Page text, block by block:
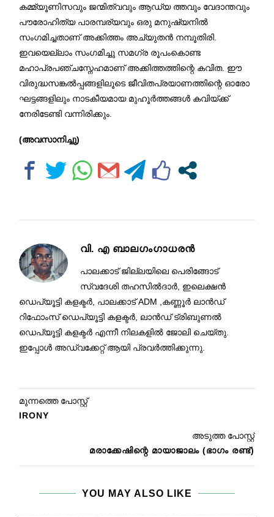
കമ്മ്യൂണിസവും ജന്മിത്വവും ആഡ്യ ത്തവും വേദാന്തവും
പൗരോഹിത്യ പാരമ്പര്യവും ഒരു മനുഷ്യനിൽ
സംഗമിച്ചതാണ് അക്കിത്തം അച്യുതൻ നമ്പൂതിരി.
ഇവയെല്ലാം സംഗമിച്ചു സമഗ്ര രൂപംകൊണ്ട
മഹാപ്രപഞ്ചസ്നേഹമാണ് അക്കിത്തത്തിന്റെ കവിത. ഈ
വിരുദ്ധസങ്കൽപ്പങ്ങളിലൂടെ ജീവിതപ്രയാണത്തിന്റെ ഓരോ
ഘട്ടങ്ങളിലും നാടകീയമായ മുഹൂർത്തങ്ങൾ കവിയ്ക്ക്
നേരിടേണ്ടി വന്നിരിക്കും.
(അവസാനിച്ചു)
വി. എ ബാലഗംഗാധരൻ
പാലക്കാട് ജില്ലയിലെ പെരിങ്ങോട്
സ്വദേശി തഹസിൽദാർ, ഇലെക്ഷൻ
ഡെപ്യൂട്ടി കളക്ടർ, പാലക്കാട് ADM ,കണ്ണൂർ ലാൻഡ്
റിഫോംസ് ഡെപ്യൂട്ടി കളക്ടർ, ലാൻഡ് ട്രിബുണൽ
ഡെപ്യൂട്ടി കളക്ടർ എന്നീ നിലകളിൽ ജോലി ചെയ്തു.
ഇപ്പോൾ അഡ്വക്കേറ്റ് ആയി പ്രവർത്തിക്കുന്നു.
മുന്നത്തെ പോസ്റ്റ്
IRONY
അടുത്ത പോസ്റ്റ്
മരാക്കേഷിന്റെ മായാജാലം (ഭാഗം രണ്ട്)
YOU MAY ALSO LIKE